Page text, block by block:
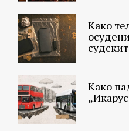
Како
Како